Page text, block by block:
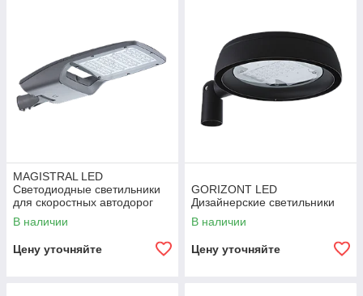
MAGISTRAL LED
Светодиодные светильники
для скоростных автодорог
В наличии
Цену уточняйте
GORIZONT LED
Дизайнерские светильники
В наличии
Цену уточняйте